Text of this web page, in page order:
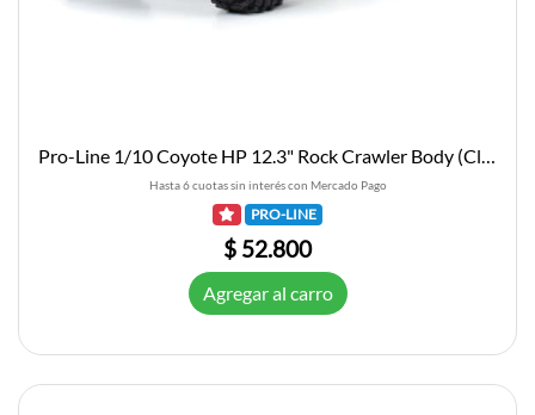
Hasta 6 cuotas sin interés con Mercado Pago
PRO-LINE
$ 52.800
Agregar al carro